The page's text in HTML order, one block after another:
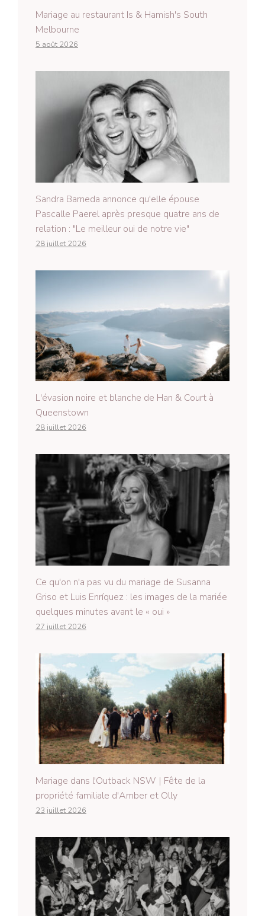
Mariage au restaurant Is & Hamish's South
Melbourne
5 août 2026
Sandra Barneda annonce qu'elle épouse
Pascalle Paerel après presque quatre ans de
relation : "Le meilleur oui de notre vie"
28 juillet 2026
L'évasion noire et blanche de Han & Court à
Queenstown
28 juillet 2026
Ce qu'on n'a pas vu du mariage de Susanna
Griso et Luis Enríquez : les images de la mariée
quelques minutes avant le « oui »
27 juillet 2026
Mariage dans l'Outback NSW | Fête de la
propriété familiale d'Amber et Olly
23 juillet 2026